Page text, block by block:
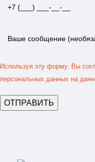
Используя эту форму, Вы
персональных данных на